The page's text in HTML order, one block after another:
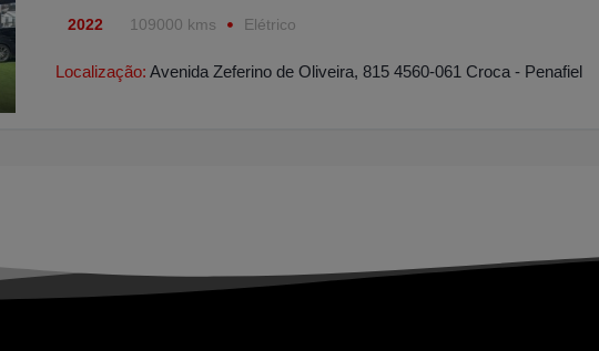
2022 109000 kms Elétrico
Localização: Avenida Zeferino de Oliveira, 815 4560-061 Croca - Penafiel